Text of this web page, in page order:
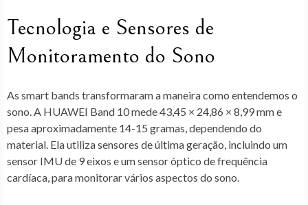
Tecnologia e Sensores de
Monitoramento do Sono
As smart bands transformaram a maneira como entendemos o
sono. A HUAWEI Band 10 mede 43,45 × 24,86 × 8,99 mm e
pesa aproximadamente 14-15 gramas, dependendo do
material. Ela utiliza sensores de última geração, incluindo um
sensor IMU de 9 eixos e um sensor óptico de frequência
cardíaca, para monitorar vários aspectos do sono.